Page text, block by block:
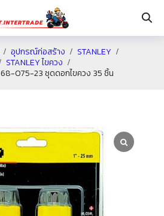
อุปกรณ์ก่อสร้าง
STANLEY
STANLEY ไขควง
68-075-23 ชุดดอกไขควง 35 ชิ้น